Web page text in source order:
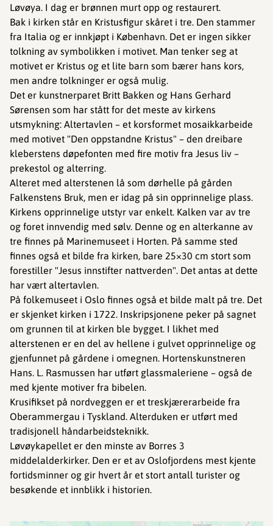
Løvøya. I dag er brønnen murt opp og restaurert.
Bak i kirken står en Kristusfigur skåret i tre. Den stammer
fra Italia og er innkjøpt i København. Det er ingen sikker
tolkning av symbolikken i motivet. Man tenker seg at
motivet er Kristus og et lite barn som bærer hans kors,
men andre tolkninger er også mulig.
Det er kunstnerparet Britt Bakken og Hans Gerhard
Sørensen som har stått for det meste av kirkens
utsmykning: Altertavlen – et korsformet mosaikkarbeide
med motivet "Den oppstandne Kristus" – den dreibare
kleberstens døpefonten med fire motiv fra Jesus liv –
prekestol og alterring.
Alteret med alterstenen lå som dørhelle på gården
Falkenstens Bruk, men er idag på sin opprinnelige plass.
Kirkens opprinnelige utstyr var enkelt. Kalken var av tre
og foret innvendig med sølv. Denne og en alterkanne av
tre finnes på Marinemuseet i Horten. På samme sted
finnes også et bilde fra kirken, bare 25×30 cm stort som
forestiller "Jesus innstifter nattverden". Det antas at dette
har vært altertavlen.
På folkemuseet i Oslo finnes også et bilde malt på tre. Det
er skjenket kirken i 1722. Inskripsjonene peker på sagnet
om grunnen til at kirken ble bygget. I likhet med
alterstenen er en del av hellene i gulvet opprinnelige og
gjenfunnet på gårdene i omegnen. Hortenskunstneren
Hans. L. Rasmussen har utført glassmaleriene – også de
med kjente motiver fra bibelen.
Krusifikset på nordveggen er et treskjærerarbeide fra
Oberammergau i Tyskland. Alterduken er utført med
tradisjonell håndarbeidsteknikk.
Løvøykapellet er den minste av Borres 3
middelalderkirker. Den er et av Oslofjordens mest kjente
fortidsminner og gir hvert år et stort antall turister og
besøkende et innblikk i historien.